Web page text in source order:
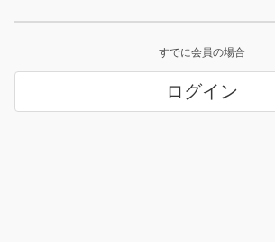
すでに会員の場合
ログイン